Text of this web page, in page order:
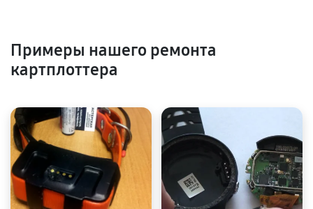
Примеры нашего ремонта
картплоттера